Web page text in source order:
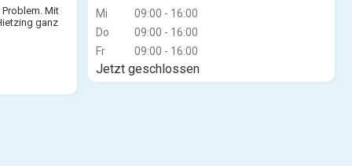
Mi
09:00 - 16:00
Do
09:00 - 16:00
Fr
09:00 - 16:00
Jetzt geschlossen
Mit
ganz
Raum,